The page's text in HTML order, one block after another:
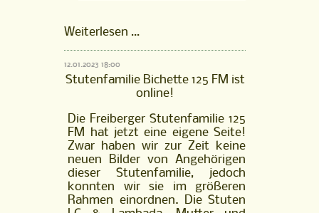
Weiterlesen …FM
vom
Kappensand
ist
online!
12.01.2023 18:00
Stutenfamilie Bichette 125 FM ist
online!
Die Freiberger Stutenfamilie 125
FM hat jetzt eine eigene Seite!
Zwar haben wir zur Zeit keine
neuen Bilder von Angehörigen
dieser Stutenfamilie, jedoch
konnten wir sie im größeren
Rahmen einordnen. Die Stuten